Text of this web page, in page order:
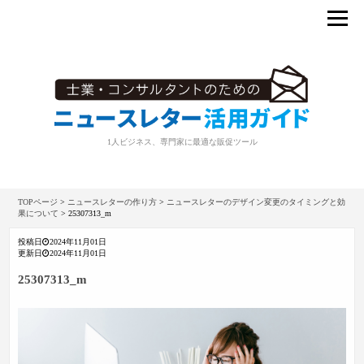
1人ビジネス、専門家に最適な販促ツール
TOPページ > ニュースレターの作り方 > ニュースレターのデザイン変更のタイミングと効
果について >25307313_m
投稿日
2024年11月01日
更新日
2024年11月01日
25307313_m